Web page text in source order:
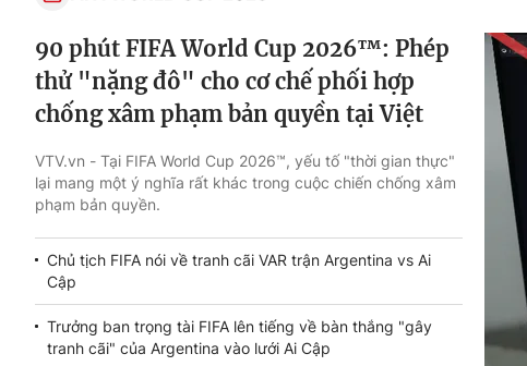
90 phút FIFA World Cup 2026™: Phép
thử "nặng đô" cho cơ chế phối hợp
chống xâm phạm bản quyền tại Việt
VTV.vn - Tại FIFA World Cup 2026™, yếu tố "thời gian thực"
lại mang một ý nghĩa rất khác trong cuộc chiến chống xâm
phạm bản quyền.
Chủ tịch FIFA nói về tranh cãi VAR trận Argentina vs Ai
Cập
Trưởng ban trọng tài FIFA lên tiếng về bàn thắng "gây
tranh cãi" của Argentina vào lưới Ai Cập